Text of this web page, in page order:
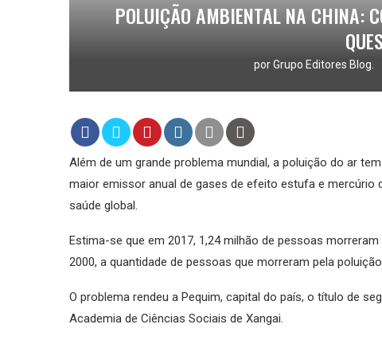
POLUIÇÃO AMBIENTAL NA CHINA:
porGrupo Editores Blog.
Além de um grande problema mundial, a poluição do ar
maior emissor anual de gases de efeito estufa e
saúde global.
Estima-se que em 2017, 1,24 milhão de pessoas
2000, a quantidade de pessoas que morreram pela
O problema rendeu a Pequim, capital do país, o título de
Academia de Ciências Sociais de Xangai.